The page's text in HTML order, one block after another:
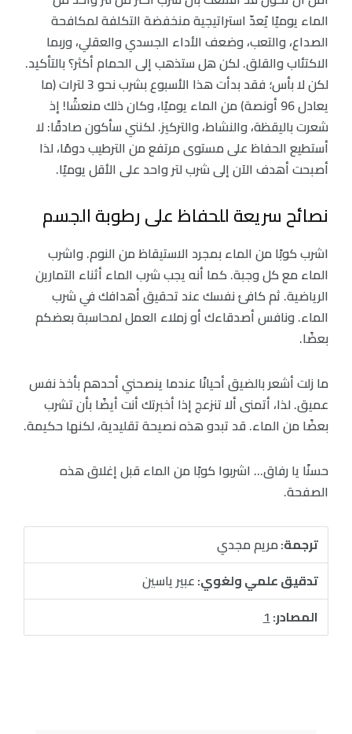
الماء يوميًا يُعدّ استراتيجية منخفضة التكلفة لمكافحة
الصداع، والتعب، وضعف الأداء الجسدي والعقلي، وربما
الاكتئاب والقلق. لكن هل ستذهب إلى الحمام أكثر؟ بالتأكيد.
لكن لا بأس؛ فقد بدأت هذا الأسبوع بشرب نحو 3 لترات (ما
يعادل 96 أونصة) من الماء يوميًا، وكان ذلك منعشًا! إذ
شعرت باليقظة، والنشاط، والتركيز. لكنني سأكون صادقًا: لا
أستطيع الحفاظ على مستوى مرتفع من الترطيب دومًا، لذا
أصبحت أهدف الآن إلى شرب لتر واحد على الأقل يوميًا.
نصائح سريعة للحفاظ على رطوبة الجسم
اشرب كوبًا من الماء بمجرد الاستيقاظ من النوم. واشرب
الماء مع كل وجبة. كما أنه يجب شرب الماء أثناء التمارين
الرياضية. ثم كافئ نفسك عند تحقيق أهدافك في شرب
الماء. ونافس أصدقاءك أو زملاء العمل لمحاسبة بعضكم
بعضًا.
ما زلت أشعر بالضيق أحيانًا عندما ينصحني أحدهم بأخذ نفس
عميق. لذا، أتمنى ألا تنزعج إذا أخبرتك أنت أيضًا بأن تشرب
بعضًا من الماء. قد تبدو هذه نصيحة تقليدية، لكنها حكيمة.
حسنًا يا رفاق… اشربوا كوبًا من الماء قبل إغلاق هذه
الصفحة.
ترجمة:مريم مجدي
تدقيق علمي ولغوي:عبير ياسين
المصادر:1